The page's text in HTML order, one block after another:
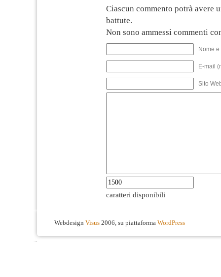
Ciascun commento potrà avere
battute.
Non sono ammessi commenti
Nome
E-mail
Sito
caratteri disponibili
Webdesign Visus 2006, su piattaforma WordPress